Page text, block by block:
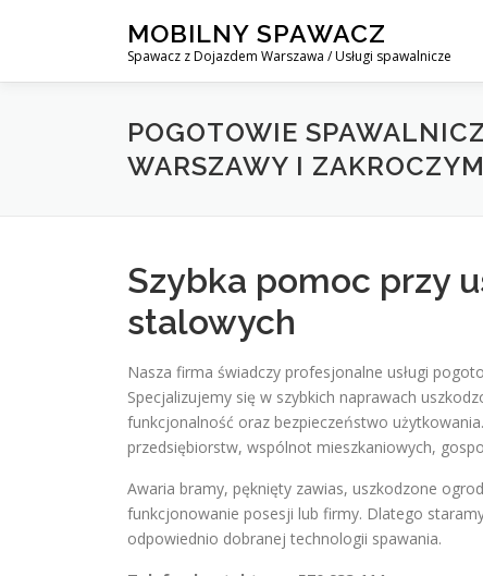
MOBILNY SPAWACZ
Spawacz z Dojazdem Warszawa / Usługi spawalnicze
POGOTOWIE
WARSZAWY I
Szybka pomoc przy
stalowych
Nasza firma świadczy profesjonalne usługi
Specjalizujemy się w szybkich naprawach
funkcjonalność oraz bezpieczeństwo
przedsiębiorstw, wspólnot mieszkaniowych,
Awaria bramy, pęknięty zawias, uszkodzone
funkcjonowanie posesji lub firmy. Dlatego
odpowiednio dobranej technologii spawania.